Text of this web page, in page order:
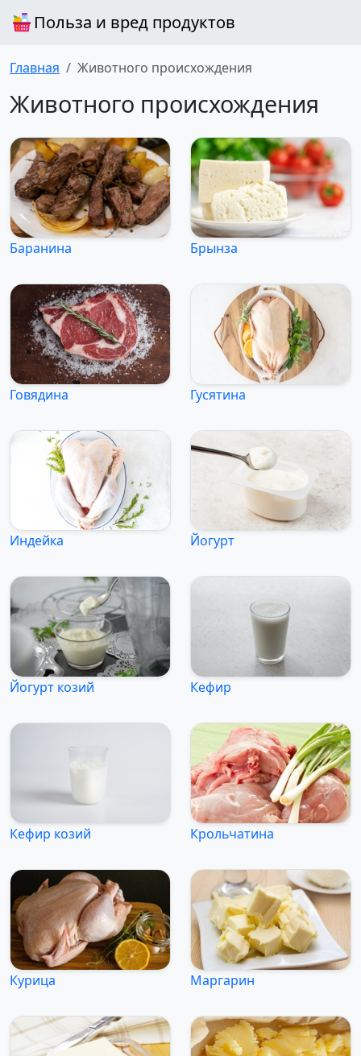
Польза и вред продуктов
Главная Животного происхождения
Животного происхождения
Баранина Брынза
Говядина Гусятина
Индейка Йогурт
Йогурт козий Кефир
Кефир козий Крольчатина
Курица Маргарин